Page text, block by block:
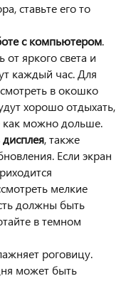
ставьте его то
с компьютером.
от яркого света и
каждый час. Для
в окошко
хорошо отдыхать,
как можно дольше.
, также
Если экран
мелкие
должны быть
в темном
роговицу.
может быть